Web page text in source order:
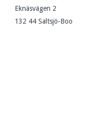
Eknäsvägen 2
132 44 Saltsjö-Boo